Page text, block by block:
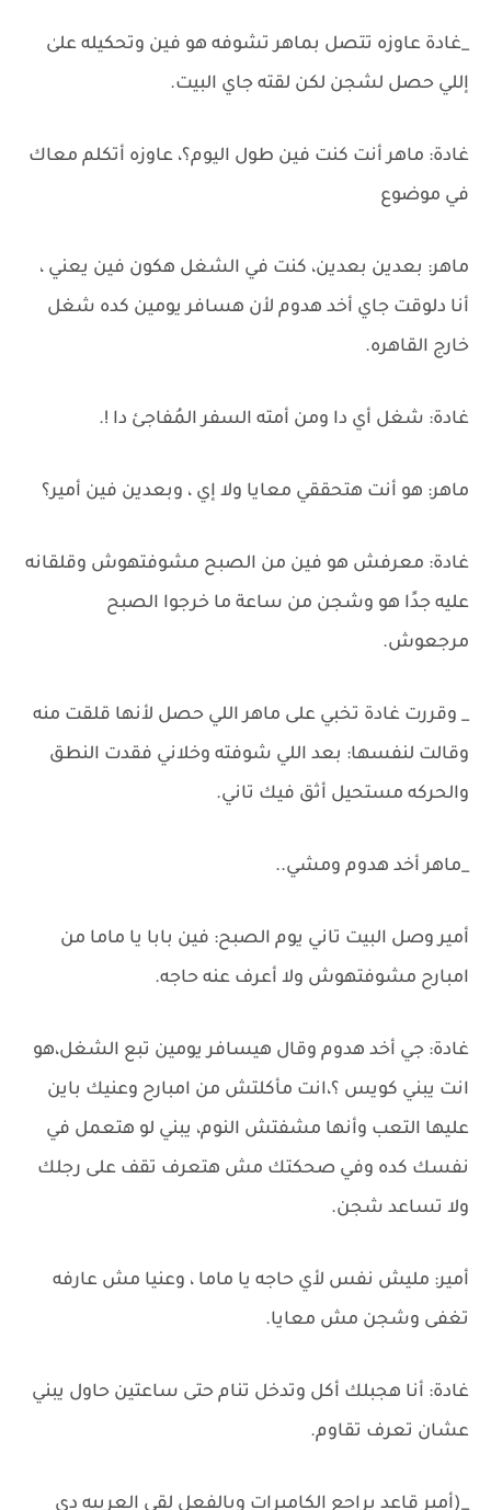
_غادة عاوزه تتصل بماهر تشوفه هو فين وتحكيله علىٰ
إللي حصل لشجن لكن لقته جاي البيت.
غادة: ماهر أنت كنت فين طول اليوم؟، عاوزه أتكلم معاك
في موضوع
ماهر: بعدين بعدين، كنت في الشغل هكون فين يعني ،
أنا دلوقت جاي أخد هدوم لأن هسافر يومين كده شغل
خارج القاهره.
غادة: شغل أي دا ومن أمته السفر المُفاجئ دا !.
ماهر: هو أنت هتحققي معايا ولا إي ، وبعدين فين أمير؟
غادة: معرفش هو فين من الصبح مشوفتهوش وقلقانه
عليه جدًا هو وشجن من ساعة ما خرجوا الصبح
مرجعوش.
_ وقررت غادة تخبي على ماهر اللي حصل لأنها قلقت منه
وقالت لنفسها: بعد اللي شوفته وخلاني فقدت النطق
والحركه مستحيل أثق فيك تاني.
_ماهر أخد هدوم ومشي..
أمير وصل البيت تاني يوم الصبح: فين بابا يا ماما من
امبارح مشوفتهوش ولا أعرف عنه حاجه.
غادة: جي أخد هدوم وقال هيسافر يومين تبع الشغل،هو
انت يبني كويس ؟،انت مأكلتش من امبارح وعنيك باين
عليها التعب وأنها مشفتش النوم، يبني لو هتعمل في
نفسك كده وفي صحكتك مش هتعرف تقف على رجلك
ولا تساعد شجن.
أمير: مليش نفس لأي حاجه يا ماما ، وعنيا مش عارفه
تغفى وشجن مش معايا.
غادة: أنا هجبلك أكل وتدخل تنام حتى ساعتين حاول يبني
عشان تعرف تقاوم.
_(أمير قاعد يراجع الكاميرات وبالفعل لقى العربيه دي